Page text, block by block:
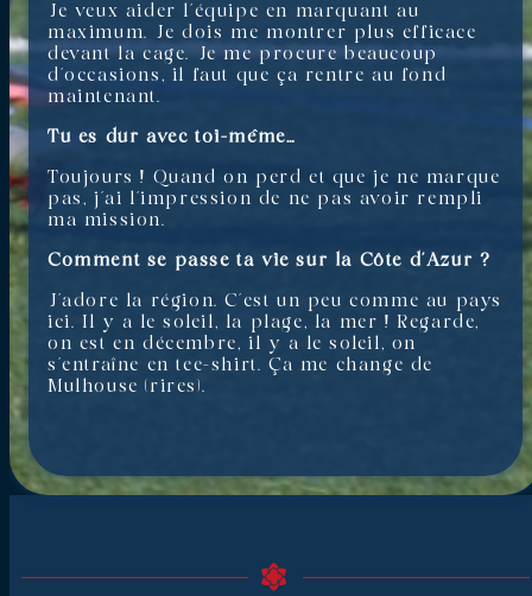
Je veux aider l’équipe en marquant au
maximum. Je dois me montrer plus efficace
devant la cage. Je me procure beaucoup
d’occasions, il faut que ça rentre au fond
maintenant.
Tu es dur avec toi-même…
Toujours ! Quand on perd et que je ne marque
pas, j’ai l’impression de ne pas avoir rempli
ma mission.
Comment se passe ta vie sur la Côte d’Azur ?
J’adore la région. C’est un peu comme au pays
ici. Il y a le soleil, la plage, la mer ! Regarde,
on est en décembre, il y a le soleil, on
s’entraîne en tee-shirt. Ça me change de
Mulhouse (rires).